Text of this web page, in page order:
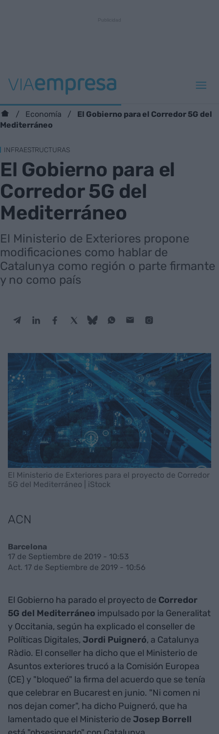
Economía
El Gobierno para el Corredor 5G del
Mediterráneo
INFRAESTRUCTURAS
El Gobierno para el
Corredor 5G del
Mediterráneo
El Ministerio de Exteriores propone
modificaciones como hablar de
Catalunya como región o parte firmante
y no como país
El Ministerio de Exteriores para el proyecto de Corredor
5G del Mediterráneo | iStock
ACN
Barcelona
17 de Septiembre de 2019 - 10:53
Act. 17 de Septiembre de 2019 - 10:56
El Gobierno ha parado el proyecto de Corredor
5G del Mediterráneo impulsado por la Generalitat
y Occitania, según ha explicado el conseller de
Políticas Digitales, Jordi Puigneró, a Catalunya
Ràdio. El conseller ha dicho que el Ministerio de
Asuntos exteriores trucó a la Comisión Europea
(CE) y "bloqueó" la firma del acuerdo que se tenía
que celebrar en Bucarest en junio. "Ni comen ni
nos dejan comer", ha dicho Puigneró, que ha
lamentado que el Ministerio de Josep Borrell